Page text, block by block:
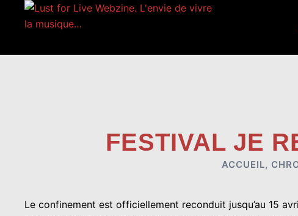
FESTIVAL JE
ACCUEIL,
Le confinement est officiellement reconduit jusqu’au 15